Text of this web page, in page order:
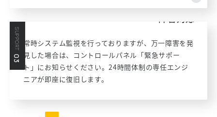
SUPPORT
03
常時システム監視を行っておりますが、万一障害を発
見した場合は、コントロールパネル「緊急サポー
ト」にお知らせください。24時間体制の専任エンジ
ニアが即座に復旧します。